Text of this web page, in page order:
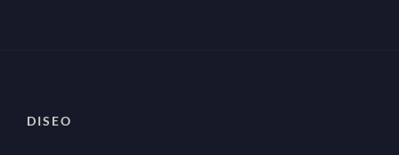
DISEO